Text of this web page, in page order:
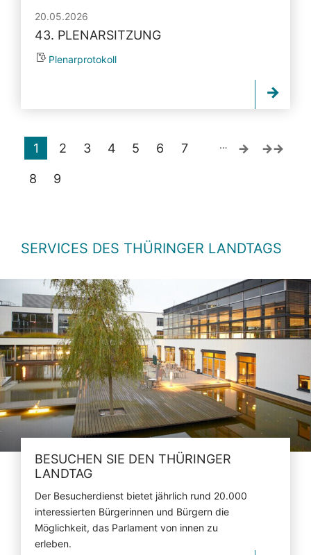
20.05.2026
43. PLENARSITZUNG
Plenarprotokoll
1 2 3 4 5 6 7
8 9
…
SERVICES DES THÜRINGER LANDTAGS
BESUCHEN SIE DEN THÜRINGER
LANDTAG
Der Besucherdienst bietet jährlich rund 20.000
interessierten Bürgerinnen und Bürgern die
Möglichkeit, das Parlament von innen zu
erleben.